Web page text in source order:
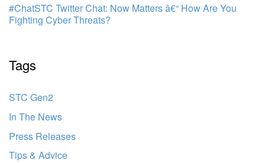
#ChatSTC Twitter Chat: Now Matters â€“ How Are You
Fighting Cyber Threats?
Tags
STC Gen2
In The News
Press Releases
Tips & Advice